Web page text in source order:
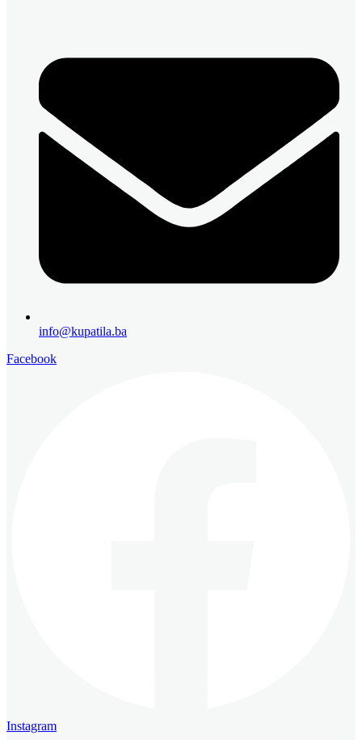
info@kupatila.ba
Facebook
Instagram